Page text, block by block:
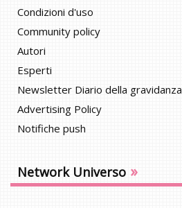
Condizioni d'uso
Community policy
Autori
Esperti
Newsletter Diario della gravidanza
Advertising Policy
Notifiche push
Network Universo »